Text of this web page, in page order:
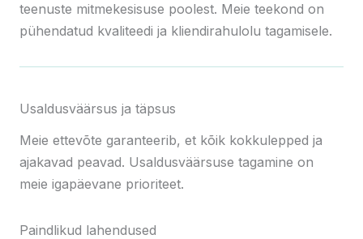
teenuste mitmekesisuse poolest. Meie teekond on
pühendatud kvaliteedi ja kliendirahulolu tagamisele.
Usaldusväärsus ja täpsus
Meie ettevõte garanteerib, et kõik kokkulepped ja
ajakavad peavad. Usaldusväärsuse tagamine on
meie igapäevane prioriteet.
Paindlikud lahendused